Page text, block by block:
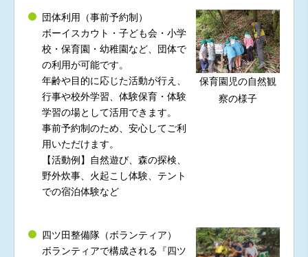
団体利用（事前予約制）
ボーイスカウト・子ども会・小学
校・保育園・幼稚園など、団体で
の利用が可能です。
年齢や目的に応じた活動が行え、
行事や校外学習、体験保育・体験
学習の場として活用できます。
事前予約制のため、安心してご利
用いただけます。
【活動例】自然遊び、森の探検、
野外炊事、火起こし体験、テント
での宿泊体験など
保育園児の自然観
察の様子
四ツ田整備隊（ボランティア）
ボランティアで構成される『四ツ